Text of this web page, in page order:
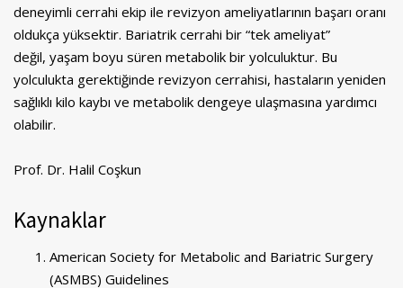
deneyimli cerrahi ekip ile revizyon ameliyatlarının başarı oranı
oldukça yüksektir. Bariatrik cerrahi bir “tek ameliyat”
değil, yaşam boyu süren metabolik bir yolculuktur. Bu
yolculukta gerektiğinde revizyon cerrahisi, hastaların yeniden
sağlıklı kilo kaybı ve metabolik dengeye ulaşmasına yardımcı
olabilir.
Prof. Dr. Halil Coşkun
Kaynaklar
American Society for Metabolic and Bariatric Surgery
(ASMBS) Guidelines